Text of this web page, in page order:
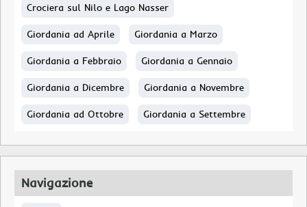
Crociera sul Nilo e Lago Nasser
Giordania ad Aprile Giordania a Marzo
Giordania a Febbraio Giordania a Gennaio
Giordania a Dicembre Giordania a Novembre
Giordania ad Ottobre Giordania a Settembre
Navigazione